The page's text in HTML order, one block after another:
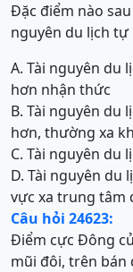
Đặc điểm nào
nguyên du lịch tự
A. Tài nguyên du
hơn nhận thức
B. Tài nguyên du
hơn, thường xa
C. Tài nguyên
D. Tài nguyên
vực xa trung tâm
Câu hỏi 24623:
Điểm cực Đông
mũi đôi, trên bán